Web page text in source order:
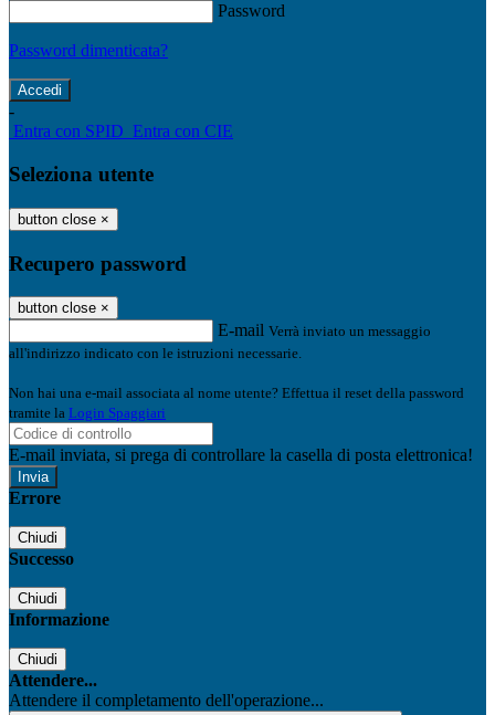
Password
Password dimenticata?
-
Entra con SPID Entra con CIE
Seleziona utente
button close ×
Recupero password
button close ×
E-mail Verrà inviato un messaggio
all'indirizzo indicato con le istruzioni necessarie.
Non hai una e-mail associata al nome utente? Effettua il reset della password
tramite la Login Spaggiari
E-mail inviata, si prega di controllare la casella di posta elettronica!
Errore
Chiudi
Successo
Chiudi
Informazione
Chiudi
Attendere...
Attendere il completamento dell'operazione...